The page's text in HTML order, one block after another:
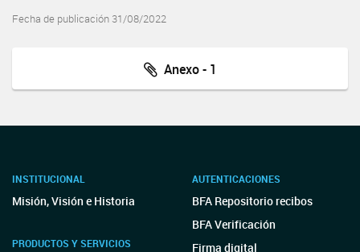
Fecha de publicación 31/08/2022
Anexo - 1
INSTITUCIONAL
Misión, Visión e Historia
PRODUCTOS Y SERVICIOS
AUTENTICACIONES
BFA Repositorio recibos
BFA Verificación
Firma digital